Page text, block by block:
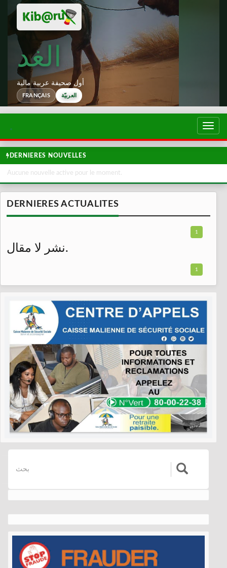
الغد
أول صحيفة عربية مالية
FRANÇAIS العربيّة
تبديل
DERNIERES NOUVELLES
Aucune nouvelle active pour le moment.
DERNIERES ACTUALITES
1
نشر لا مقال.
1